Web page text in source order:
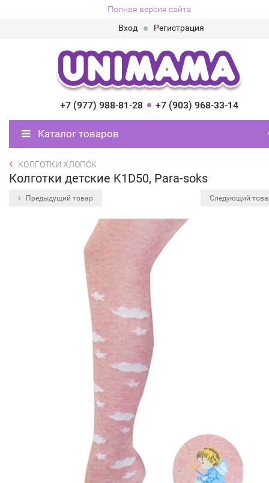
Полная версия сайта
Вход
Регистрация
+7 (977) 988-81-28 +7 (903) 968-33-14
Каталог товаров
КОЛГОТКИ ХЛОПОК
Колготки детские K1D50, Para-soks
Предыдущий товар Следующий